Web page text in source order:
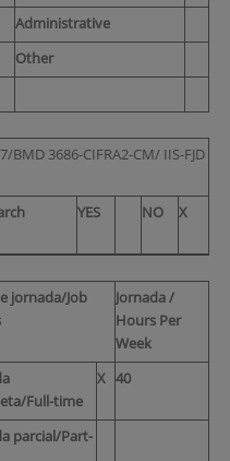
Administrative
Other
BMD 3686-CIFRA2-CM/ IIS-FJD
YES NO X
jornada/Job
Jornada /
Hours Per
Week
Full-time
X 40
parcial/Part-